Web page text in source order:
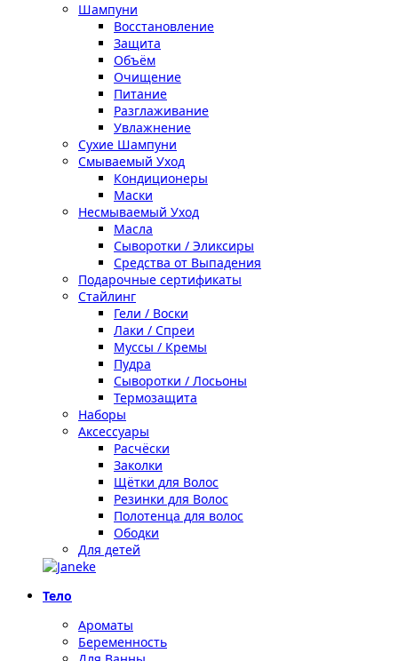
Шампуни
Восстановление
Защита
Объём
Очищение
Питание
Разглаживание
Увлажнение
Сухие Шампуни
Смываемый Уход
Кондиционеры
Маски
Несмываемый Уход
Масла
Сыворотки / Эликсиры
Средства от Выпадения
Подарочные сертификаты
Стайлинг
Гели / Воски
Лаки / Спреи
Муссы / Кремы
Пудра
Сыворотки / Лосьоны
Термозащита
Наборы
Аксессуары
Расчёски
Заколки
Щётки для Волос
Резинки для Волос
Полотенца для волос
Ободки
Для детей
Тело
Ароматы
Беременность